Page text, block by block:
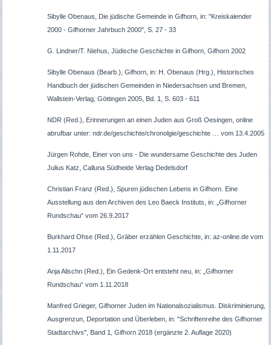
Sibylle Obenaus, Die jüdische Gemeinde in Gifhorn, in: "Kreiskalender
2000 - Gifhorner Jahrbuch 2000", S. 27 - 33
G. Lindner/T. Niehus, Jüdische Geschichte in Gifhorn, Gifhorn 2002
Sibylle Obenaus (Bearb.), Gifhorn, in: H. Obenaus (Hrg.), Historisches
Handbuch der jüdischen Gemeinden in Niedersachsen und Bremen,
Wallstein-Verlag, Göttingen 2005, Bd. 1, S. 603 - 611
NDR (Red.), Erinnerungen an einen Juden aus Groß Oesingen, online
abrufbar unter: ndr.de/geschichte/chronolgie/geschichte … vom 13.4.2005
Jürgen Rohde, Einer von uns - Die wundersame Geschichte des Juden
Julius Katz, Calluna Südheide Verlag Dedelsdorf
Christian Franz (Red.), Spuren jüdischen Lebens in Gifhorn. Eine
Ausstellung aus den Archiven des Leo Baeck Instituts, in: „Gifhorner
Rundschau“ vom 26.9.2017
Burkhard Ohse (Red.), Gräber erzählen Geschichte, in: az-online.de vom
1.11.2017
Anja Alischn (Red.), Ein Gedenk-Ort entsteht neu, in: „Gifhorner
Rundschau“ vom 1.11.2018
Manfred Grieger, Gifhorner Juden im Nationalsozialismus. Diskriminierung,
Ausgrenzun, Deportation und Überleben, in: "Schriftenreihe des Gifhorner
Stadtarchivs", Band 1, Gifhorn 2018 (ergänzte 2. Auflage 2020)